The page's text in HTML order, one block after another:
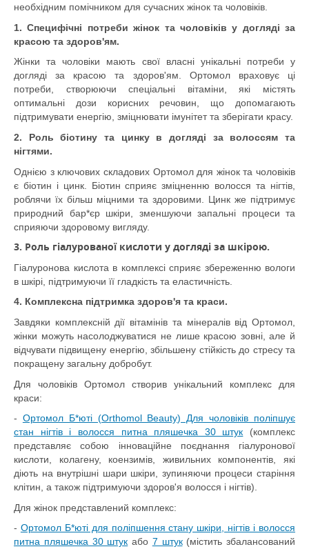
необхідним помічником для сучасних жінок та чоловіків.
1. Специфічні потреби жінок та чоловіків у догляді за
красою та здоров'ям.
Жінки та чоловіки мають свої власні унікальні потреби у
догляді за красою та здоров'ям. Ортомол враховує ці
потреби, створюючи спеціальні вітаміни, які містять
оптимальні дози корисних речовин, що допомагають
підтримувати енергію, зміцнювати імунітет та зберігати красу.
2. Роль біотину та цинку в догляді за волоссям та
нігтями.
Однією з ключових складових Ортомол для жінок та чоловіків
є біотин і цинк. Біотин сприяє зміцненню волосся та нігтів,
роблячи їх більш міцними та здоровими. Цинк же підтримує
природний бар*єр шкіри, зменшуючи запальні процеси та
сприяючи здоровому вигляду.
3. Роль гіалурованої кислоти у догляді за шкірою.
Гіалуронова кислота в комплексі сприяє збереженню вологи
в шкірі, підтримуючи її гладкість та еластичність.
4. Комплексна підтримка здоров'я та краси.
Завдяки комплексній дії вітамінів та мінералів від Ортомол,
жінки можуть насолоджуватися не лише красою зовні, але й
відчувати підвищену енергію, збільшену стійкість до стресу та
покращену загальну добробут.
Для чоловіків Ортомол створив унікальний комплекс для
краси:
- Ортомол Б*юті (Orthomol Beauty) Для чоловіків поліпшує
стан нігтів і волосся питна пляшечка 30 штук (комплекс
представляє собою інноваційне поєднання гіалуронової
кислоти, колагену, коензимів, живильних компонентів, які
діють на внутрішні шари шкіри, зупиняючи процеси старіння
клітин, а також підтримуючи здоров'я волосся і нігтів).
Для жінок представлений комплекс:
- Ортомол Б*юті для поліпшення стану шкіри, нігтів і волосся
питна пляшечка 30 штук або 7 штук(містить збалансований